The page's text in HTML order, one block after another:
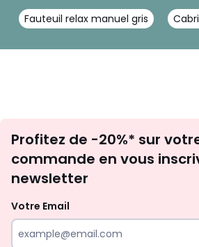
Fauteuil relax manuel gris
Profitez de -20%* sur
commande en vous
newsletter
Votre Email